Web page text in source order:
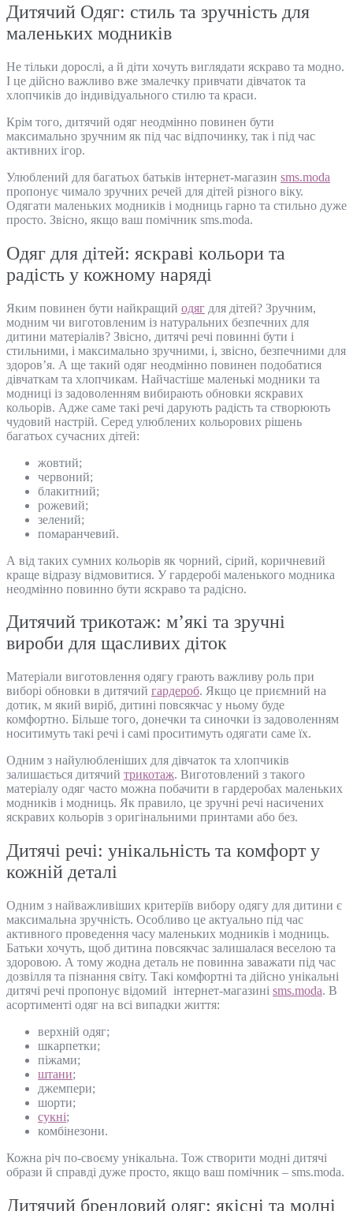
Дитячий Одяг: стиль та зручність для
маленьких модників
Не тільки дорослі, а й діти хочуть виглядати яскраво та модно.
І це дійсно важливо вже змалечку привчати дівчаток та
хлопчиків до індивідуального стилю та краси.
Крім того, дитячий одяг неодмінно повинен бути
максимально зручним як під час відпочинку, так і під час
активних ігор.
Улюблений для багатьох батьків інтернет-магазин sms.moda
пропонує чимало зручних речей для дітей різного віку.
Одягати маленьких модників і модниць гарно та стильно дуже
просто. Звісно, якщо ваш помічник sms.moda.
Одяг для дітей: яскраві кольори та
радість у кожному наряді
Яким повинен бути найкращий одяг для дітей? Зручним,
модним чи виготовленим із натуральних безпечних для
дитини матеріалів? Звісно, дитячі речі повинні бути і
стильними, і максимально зручними, і, звісно, безпечними для
здоров’я. А ще такий одяг неодмінно повинен подобатися
дівчаткам та хлопчикам. Найчастіше маленькі модники та
модниці із задоволенням вибирають обновки яскравих
кольорів. Адже саме такі речі дарують радість та створюють
чудовий настрій. Серед улюблених кольорових рішень
багатьох сучасних дітей:
жовтий;
червоний;
блакитний;
рожевий;
зелений;
помаранчевий.
А від таких сумних кольорів як чорний, сірий, коричневий
краще відразу відмовитися. У гардеробі маленького модника
неодмінно повинно бути яскраво та радісно.
Дитячий трикотаж: м’які та зручні
вироби для щасливих діток
Матеріали виготовлення одягу грають важливу роль при
виборі обновки в дитячий гардероб. Якщо це приємний на
дотик, м який виріб, дитині повсякчас у ньому буде
комфортно. Більше того, донечки та синочки із задоволенням
носитимуть такі речі і самі проситимуть одягати саме їх.
Одним з найулюбленіших для дівчаток та хлопчиків
залишається дитячий трикотаж. Виготовлений з такого
матеріалу одяг часто можна побачити в гардеробах маленьких
модників і модниць. Як правило, це зручні речі насичених
яскравих кольорів з оригінальними принтами або без.
Дитячі речі: унікальність та комфорт у
кожній деталі
Одним з найважливіших критеріїв вибору одягу для дитини є
максимальна зручність. Особливо це актуально під час
активного проведення часу маленьких модників і модниць.
Батьки хочуть, щоб дитина повсякчас залишалася веселою та
здоровою. А тому жодна деталь не повинна заважати під час
дозвілля та пізнання світу. Такі комфортні та дійсно унікальні
дитячі речі пропонує відомий інтернет-магазині sms.moda. В
асортименті одяг на всі випадки життя:
верхній одяг;
шкарпетки;
піжами;
штани;
джемпери;
шорти;
сукні;
комбінезони.
Кожна річ по-своєму унікальна. Тож створити модні дитячі
образи й справді дуже просто, якщо ваш помічник – sms.moda.
Дитячий брендовий одяг: якісні та модні